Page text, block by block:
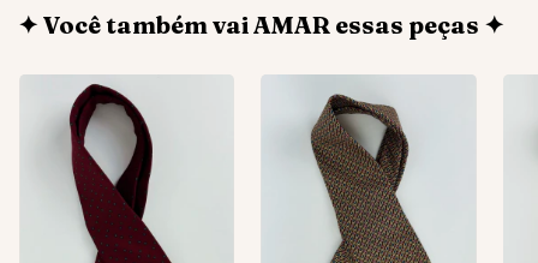
✦ Você também vai AMAR essas peças ✦